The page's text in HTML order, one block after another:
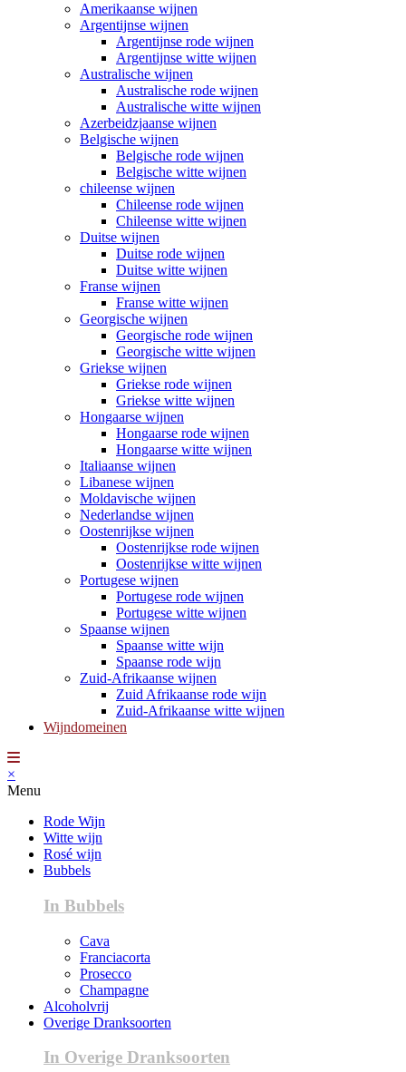
Amerikaanse wijnen
Argentijnse wijnen
Argentijnse rode wijnen
Argentijnse witte wijnen
Australische wijnen
Australische rode wijnen
Australische witte wijnen
Azerbeidzjaanse wijnen
Belgische wijnen
Belgische rode wijnen
Belgische witte wijnen
chileense wijnen
Chileense rode wijnen
Chileense witte wijnen
Duitse wijnen
Duitse rode wijnen
Duitse witte wijnen
Franse wijnen
Franse witte wijnen
Georgische wijnen
Georgische rode wijnen
Georgische witte wijnen
Griekse wijnen
Griekse rode wijnen
Griekse witte wijnen
Hongaarse wijnen
Hongaarse rode wijnen
Hongaarse witte wijnen
Italiaanse wijnen
Libanese wijnen
Moldavische wijnen
Nederlandse wijnen
Oostenrijkse wijnen
Oostenrijkse rode wijnen
Oostenrijkse witte wijnen
Portugese wijnen
Portugese rode wijnen
Portugese witte wijnen
Spaanse wijnen
Spaanse witte wijn
Spaanse rode wijn
Zuid-Afrikaanse wijnen
Zuid Afrikaanse rode wijn
Zuid-Afrikaanse witte wijnen
Wijndomeinen
×
Menu
Rode Wijn
Witte wijn
Rosé wijn
Bubbels
In Bubbels
Cava
Franciacorta
Prosecco
Champagne
Alcoholvrij
Overige Dranksoorten
In Overige Dranksoorten